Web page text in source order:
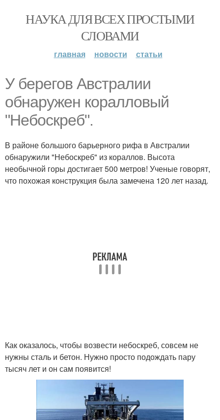
НАУКА ДЛЯ ВСЕХ ПРОСТЫМИ
СЛОВАМИ
главная новости статьи
У берегов Австралии
обнаружен коралловый
"Небоскреб".
В районе большого барьерного рифа в Австралии
обнаружили "Небоскреб" из кораллов. Высота
необычной горы достигает 500 метров! Ученые говорят,
что похожая конструкция была замечена 120 лет назад.
Как оказалось, чтобы возвести небоскреб, совсем не
нужны сталь и бетон. Нужно просто подождать пару
тысяч лет и он сам появится!